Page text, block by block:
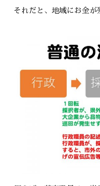
それだと、地域にお金が